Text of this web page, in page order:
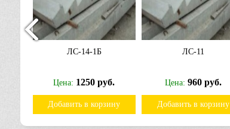
ЛС-14-1Б
Цена: 1250 руб.
Добавить в корзину
ЛС-11
Цена: 960 руб.
Добавить в корзину